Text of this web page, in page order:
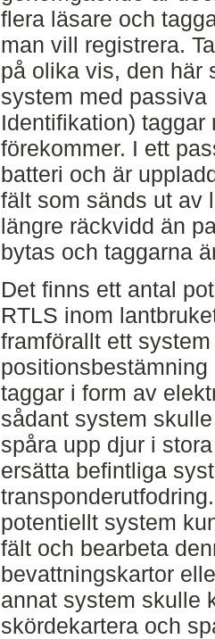
flera läsare och
man vill registrera.
på olika vis, den här
system med passiva
Identifikation)
förekommer. I ett
batteri och är
fält som sänds ut av
längre räckvidd än
bytas och taggarna
Det finns ett antal
RTLS inom
framförallt ett
taggar i form av
sådant system
spåra upp djur i
ersätta befintliga
potentiellt system
fält och bearbeta
bevattningskartor
annat system skulle
skördekartera och